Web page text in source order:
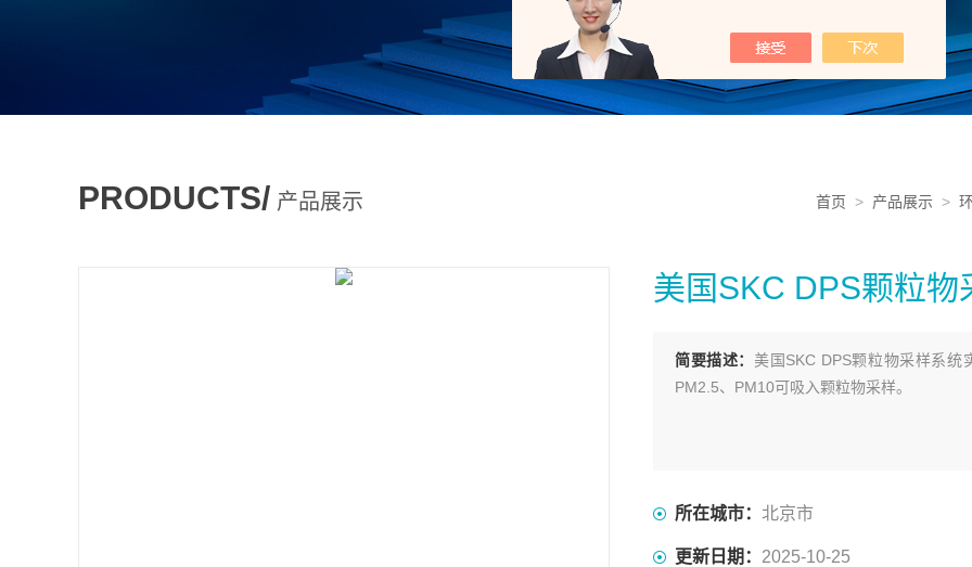
PRODUCTS/ 产品展示 首页 > 产品展示 >
美国SKC DPS颗粒物
简要描述： 美国SKC DPS颗粒物采样系
PM2.5、PM10可吸入颗粒物采样。
所在城市： 北京市
更新日期： 2025-10-25